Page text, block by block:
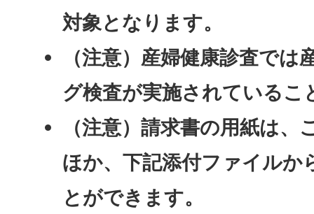
対象となります。
（注意）産婦健康診査で
グ検査が実施されているこ
（注意）請求書の用紙は
ほか、下記添付ファイルか
とができます。